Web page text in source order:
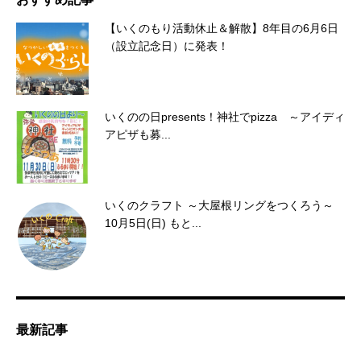
【いくのもり活動休止＆解散】8年目の6月6日
（設立記念日）に発表！
いくのの日presents！神社でpizza ～アイディ
アピザも募...
いくのクラフト ～大屋根リングをつくろう～
10月5日(日) もと...
最新記事